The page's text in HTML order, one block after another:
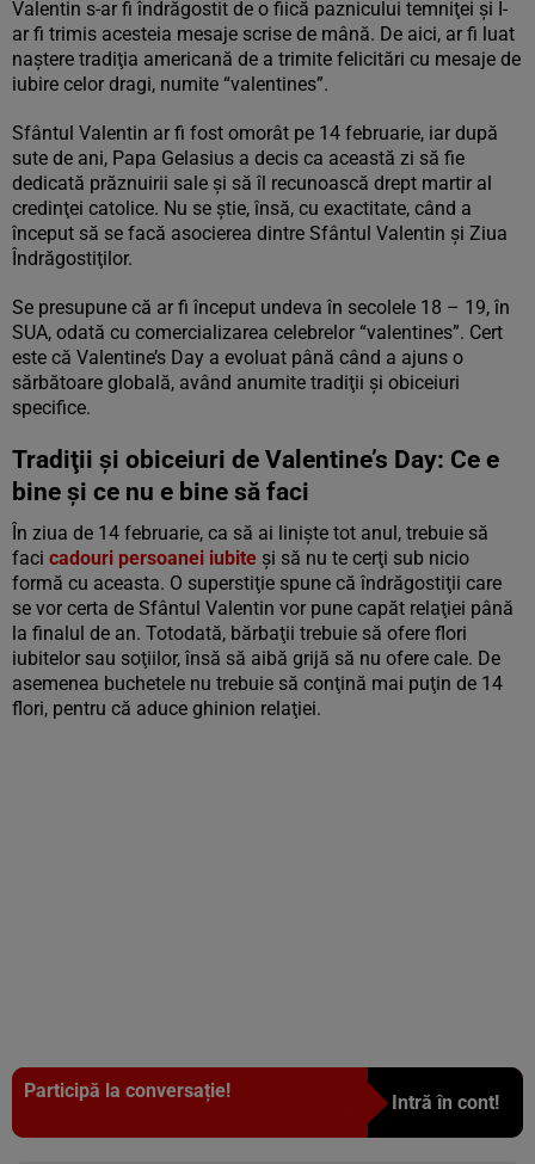
Valentin s-ar fi îndrăgostit de o fiică paznicului temniţei şi I-
ar fi trimis acesteia mesaje scrise de mână. De aici, ar fi luat
naştere tradiţia americană de a trimite felicitări cu mesaje de
iubire celor dragi, numite “valentines”.
Sfântul Valentin ar fi fost omorât pe 14 februarie, iar după
sute de ani, Papa Gelasius a decis ca această zi să fie
dedicată prăznuirii sale şi să îl recunoască drept martir al
credinţei catolice. Nu se ştie, însă, cu exactitate, când a
început să se facă asocierea dintre Sfântul Valentin şi Ziua
Îndrăgostiţilor.
Se presupune că ar fi început undeva în secolele 18 – 19, în
SUA, odată cu comercializarea celebrelor “valentines”. Cert
este că Valentine’s Day a evoluat până când a ajuns o
sărbătoare globală, având anumite tradiţii şi obiceiuri
specifice.
Tradiţii şi obiceiuri de Valentine’s Day: Ce e
bine şi ce nu e bine să faci
În ziua de 14 februarie, ca să ai linişte tot anul, trebuie să
faci cadouri persoanei iubite şi să nu te cerţi sub nicio
formă cu aceasta. O superstiţie spune că îndrăgostiţii care
se vor certa de Sfântul Valentin vor pune capăt relaţiei până
la finalul de an. Totodată, bărbaţii trebuie să ofere flori
iubitelor sau soţiilor, însă să aibă grijă să nu ofere cale. De
asemenea buchetele nu trebuie să conţină mai puţin de 14
flori, pentru că aduce ghinion relaţiei.
Participă la conversație!
Intră în cont!